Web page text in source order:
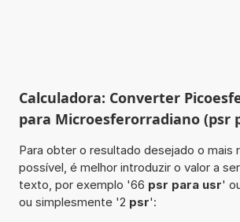
Calculadora: Converter
para Microesferorradiano (psr
Para obter o resultado desejado o mais
possível, é melhor introduzir o valor a
texto, por exemplo '66 psr para usr'
ou simplesmente '2 psr':